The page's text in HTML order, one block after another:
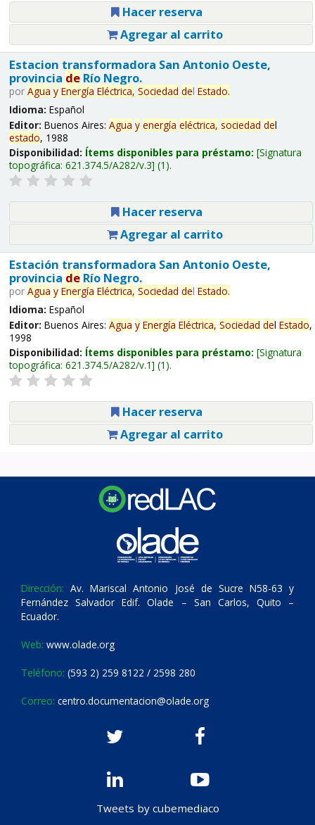
Hacer reserva
Agregar al carrito
Estacion transformadora San Antonio Oeste,
provincia deRío Negro.
por Agua y Energía Eléctrica, Sociedad del Estado.
Idioma: Español
Editor: Buenos Aires: Agua y energía eléctrica, sociedad del
estado, 1988
Disponibilidad: Ítems disponibles para préstamo: Signatura
topográfica: 621.374.5/A282/v.3 (1).
Hacer reserva
Agregar al carrito
Estación transformadora San Antonio Oeste,
provincia deRío Negro.
por Agua y Energía Eléctrica, Sociedad del Estado.
Idioma: Español
Editor: Buenos Aires: Agua y Energía Eléctrica, Sociedad del Estado,
1998
Disponibilidad: Ítems disponibles para préstamo: Signatura
topográfica: 621.374.5/A282/v.1 (1).
Hacer reserva
Agregar al carrito
Dirección: Av. Mariscal Antonio José de Sucre N58-63 y
Fernández Salvador Edif. Olade – San Carlos, Quito –
Ecuador.
Web: www.olade.org
Teléfono: (593 2) 259 8122 / 2598 280
Correo: centro.documentacion@olade.org
Tweets by cubemediaco